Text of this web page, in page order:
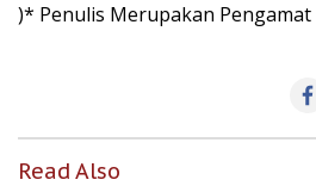
)* Penulis Merupakan
Read Also